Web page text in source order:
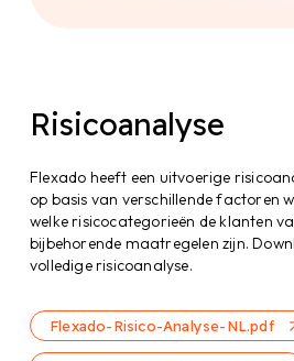
oog van de compliance officer.
speciaal getraind, opgeleid en
wetgeving en jurisprudentie.
officer ziet erop toe dat
voldoen aan de wettelijke
eveneens het contact met
De KvK
In samenspraak met de KvK
Risicoanalyse
Flexado heeft een uitvoerige
op basis van verschillende factoren
welke risicocategorieën de klanten
bijbehorende maatregelen zijn.
volledige risicoanalyse.
Flexado-Risico-Analyse-NL.pdf